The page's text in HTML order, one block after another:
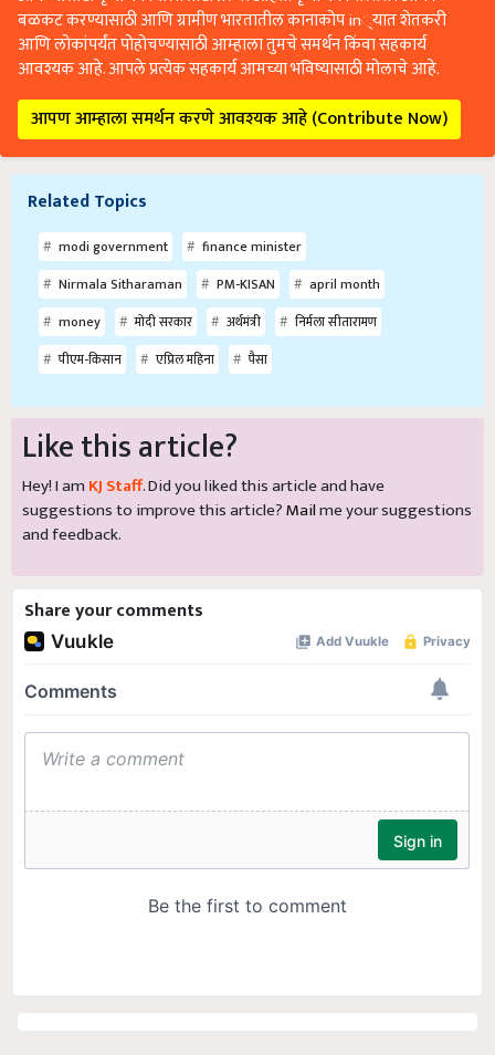
बळकट करण्यासाठी आणि ग्रामीण भारतातील कानाकोप in्यात शेतकरी
आणि लोकांपर्यंत पोहोचण्यासाठी आम्हाला तुमचे समर्थन किंवा सहकार्य
आवश्यक आहे. आपले प्रत्येक सहकार्य आमच्या भविष्यासाठी मोलाचे आहे.
आपण आम्हाला समर्थन करणे आवश्यक आहे (Contribute Now)
Related Topics
modi government
finance minister
Nirmala Sitharaman
PM-KISAN
april month
money
मोदी सरकार अर्थमंत्री
निर्मला सीतारामण
पीएम-किसान
एप्रिल महिना पैसा
Like this article?
Hey! I am KJ Staff. Did you liked this article and have
suggestions to improve this article?Mailme your suggestions
and feedback.
Share your comments